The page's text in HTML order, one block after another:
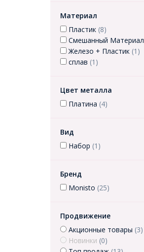
Материал
Пластик (8)
Смешанный Материал
Железо + Пластик (1)
сплав (1)
Цвет металла
Платина (4)
Вид
Набор (1)
Бренд
Monisto (25)
Продвижение
Акционные товары (3)
Новинки (0)